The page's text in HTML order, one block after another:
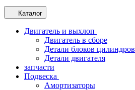
Каталог
Двигатель и выхлоп
Двигатель в сборе
Детали блоков цилиндров
Детали двигателя
запчасти
Подвеска
Амортизаторы